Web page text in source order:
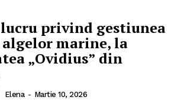
privind gestiunea
marine, la
„Ovidius” din
Elena - Martie 10, 2026